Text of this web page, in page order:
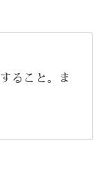
ること。ま